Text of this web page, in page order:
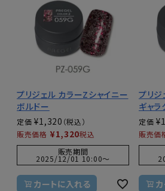
プリジェル カラーZシャイニー
ボルドー
定価 ¥1,320
販売価格 ¥1,320税込
販売期間
2025/12/01 10:00〜
カートに入れる
プリジ
ギャラ
定価 ¥
販売価